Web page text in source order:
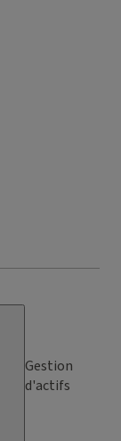
Gestion
d'actifs